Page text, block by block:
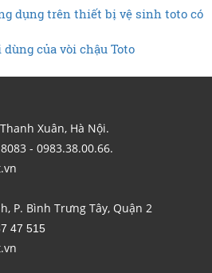
dụng trên thiết bị vệ sinh toto có
của vòi chậu Toto
Xuân, Hà Nội.
- 0983.38.00.66.
P. Bình Trưng Tây, Quận 2
47 515